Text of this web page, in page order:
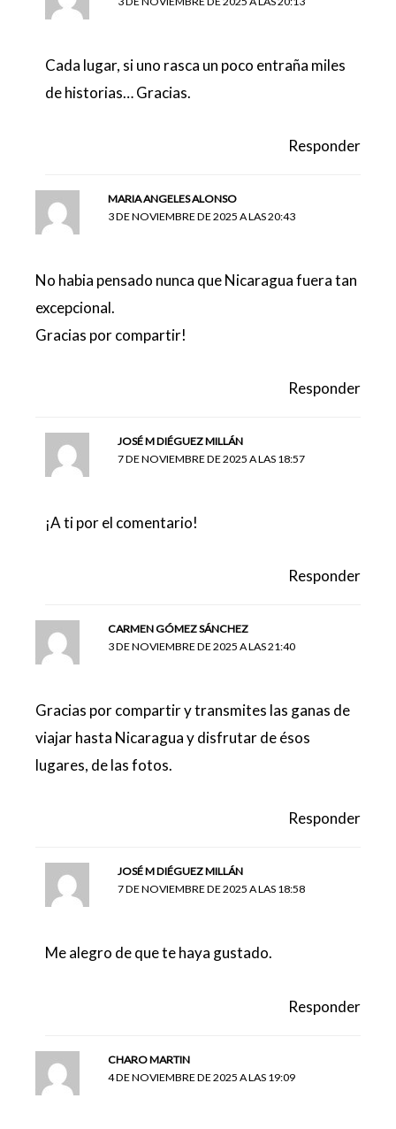
Cada lugar, si uno rasca un poco entraña miles
de historias… Gracias.
Responder
MARIA ANGELES ALONSO
3 DE NOVIEMBRE DE 2025 A LAS 20:43
No habia pensado nunca que Nicaragua fuera tan
excepcional.
Gracias por compartir!
Responder
JOSÉ M DIÉGUEZ MILLÁN
7 DE NOVIEMBRE DE 2025 A LAS 18:57
¡A ti por el comentario!
Responder
CARMEN GÓMEZ SÁNCHEZ
3 DE NOVIEMBRE DE 2025 A LAS 21:40
Gracias por compartir y transmites las ganas de
viajar hasta Nicaragua y disfrutar de ésos
lugares, de las fotos.
Responder
JOSÉ M DIÉGUEZ MILLÁN
7 DE NOVIEMBRE DE 2025 A LAS 18:58
Me alegro de que te haya gustado.
Responder
CHARO MARTIN
4 DE NOVIEMBRE DE 2025 A LAS 19:09